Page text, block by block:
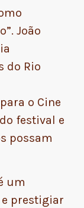
João
do Rio
o Cine
festival e
possam
um
prestigiar